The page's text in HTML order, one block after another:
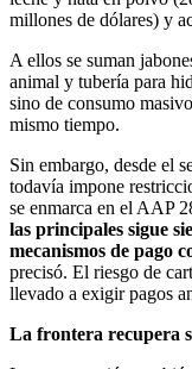
millones de dólares) y
A ellos se suman
animal y tubería para
sino de consumo
mismo tiempo.
Sin embargo, desde el
todavía impone
se enmarca en el AAP
las principales sigue
mecanismos de pago
precisó. El riesgo de
llevado a exigir pagos
La frontera recupera